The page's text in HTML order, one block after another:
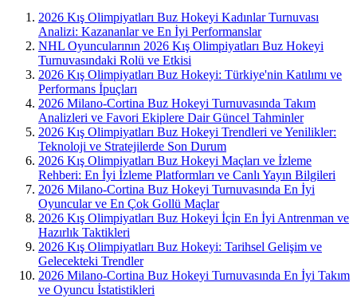
2026 Kış Olimpiyatları Buz Hokeyi Kadınlar Turnuvası
Analizi: Kazananlar ve En İyi Performanslar
NHL Oyuncularının 2026 Kış Olimpiyatları Buz Hokeyi
Turnuvasındaki Rolü ve Etkisi
2026 Kış Olimpiyatları Buz Hokeyi: Türkiye'nin Katılımı ve
Performans İpuçları
2026 Milano-Cortina Buz Hokeyi Turnuvasında Takım
Analizleri ve Favori Ekiplere Dair Güncel Tahminler
2026 Kış Olimpiyatları Buz Hokeyi Trendleri ve Yenilikler:
Teknoloji ve Stratejilerde Son Durum
2026 Kış Olimpiyatları Buz Hokeyi Maçları ve İzleme
Rehberi: En İyi İzleme Platformları ve Canlı Yayın Bilgileri
2026 Milano-Cortina Buz Hokeyi Turnuvasında En İyi
Oyuncular ve En Çok Gollü Maçlar
2026 Kış Olimpiyatları Buz Hokeyi İçin En İyi Antrenman ve
Hazırlık Taktikleri
2026 Kış Olimpiyatları Buz Hokeyi: Tarihsel Gelişim ve
Gelecekteki Trendler
2026 Milano-Cortina Buz Hokeyi Turnuvasında En İyi Takım
ve Oyuncu İstatistikleri